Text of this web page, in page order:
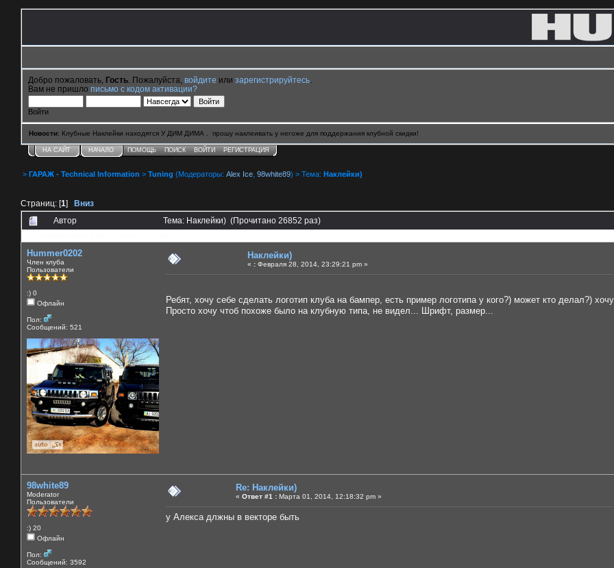
Добро пожаловать, Гость . Пожалуйста, войдите или зарегистрируйтесь
Вам не пришло письмо с кодом активации?
Войти
Новости: Клубные Наклейки находятся У ДИМ ДИМА . прошу наклеивать у негоже для поддержания клубной скидки!
НА САЙТ НАЧАЛО ПОМОЩЬ ПОИСК ВОЙТИ РЕГИСТРАЦИЯ
> ГАРАЖ - Technical Information > Tuning (Модераторы: Alex Ice 98white89) > Тема: Наклейки)
Страниц: [1] Вниз
Автор Тема: Наклейки) (Прочитано 26852 раз)
Hummer0202
Член клуба
Пользователи
:) 0
Офлайн
Пол:
Сообщений: 521
Наклейки)
« : Февраля 28, 2014, 23:29:21 pm »
Ребят, хочу себе сделать логотип клуба на бампер, есть пример логотипа у кого?) может кто делал?)
Просто хочу чтоб похоже было на клубную типа, не видел... Шрифт, размер...
98white89
Moderator
Пользователи
:) 20
Офлайн
Пол:
Сообщений: 3592
Re: Наклейки)
« Ответ #1 : Марта 01, 2014, 12:18:32 pm »
у Алекса длжны в векторе быть